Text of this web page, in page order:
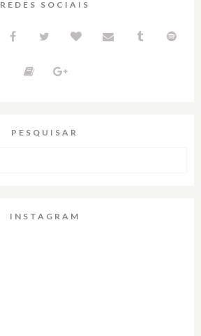
REDES SOCIAIS
PESQUISAR
INSTAGRAM